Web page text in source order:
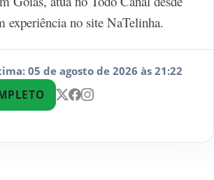
experiência no site NaTelinha.
05 de agosto de 2026 às 21:22